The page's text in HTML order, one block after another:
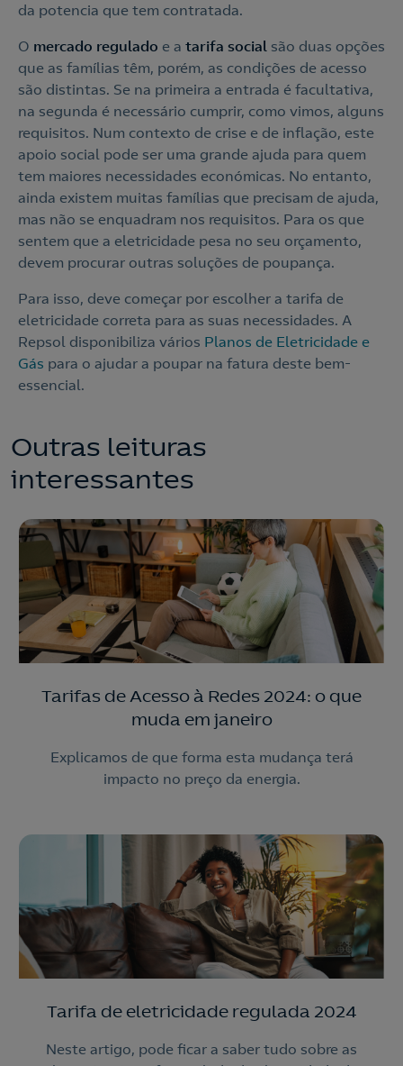
da potencia que tem contratada.
O mercado regulado e a tarifa social são duas opções
que as famílias têm, porém, as condições de acesso
são distintas. Se na primeira a entrada é facultativa,
na segunda é necessário cumprir, como vimos, alguns
requisitos. Num contexto de crise e de inflação, este
apoio social pode ser uma grande ajuda para quem
tem maiores necessidades económicas. No entanto,
ainda existem muitas famílias que precisam de ajuda,
mas não se enquadram nos requisitos. Para os que
sentem que a eletricidade pesa no seu orçamento,
devem procurar outras soluções de poupança.
Para isso, deve começar por escolher a tarifa de
eletricidade correta para as suas necessidades. A
Repsol disponibiliza vários Planos de Eletricidade e
Gás para o ajudar a poupar na fatura deste bem-
essencial.
Outras leituras
interessantes
Tarifas de Acesso à Redes 2024: o que
muda em janeiro
Explicamos de que forma esta mudança terá
impacto no preço da energia.
Tarifa de eletricidade regulada 2024
Neste artigo, pode ficar a saber tudo sobre as